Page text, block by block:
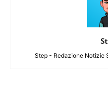
Step - Redazione Notizie